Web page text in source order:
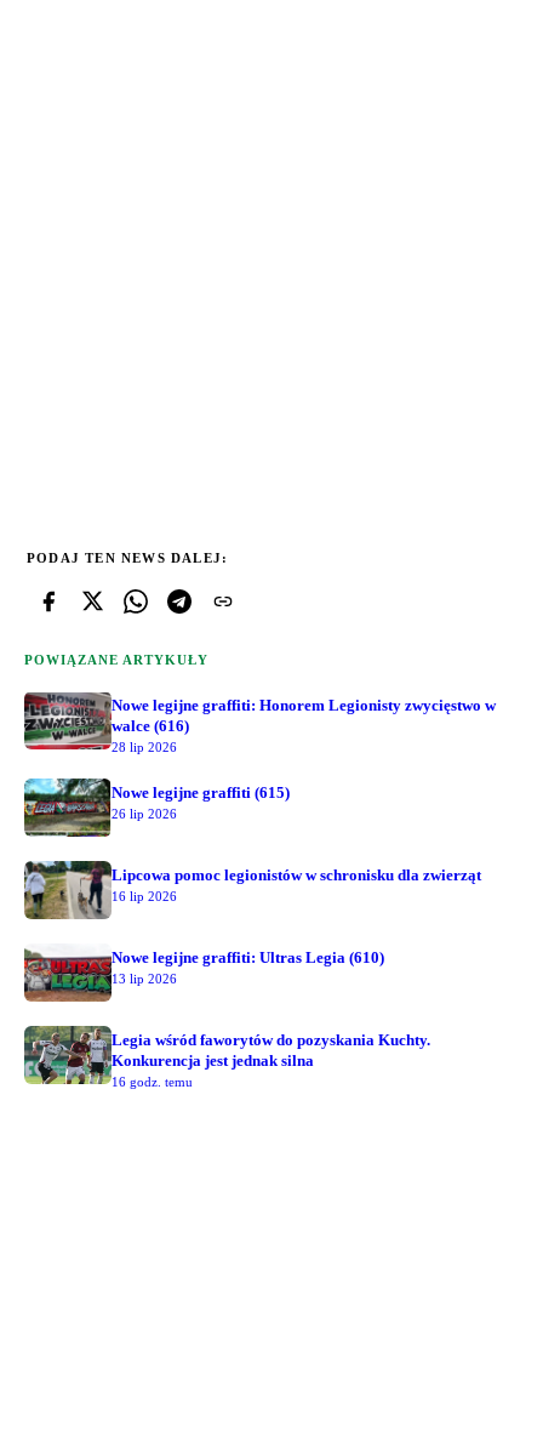
PODAJ TEN NEWS DALEJ:
POWIĄZANE ARTYKUŁY
Nowe legijne graffiti: Honorem Legionisty zwycięstwo w
walce (616)
28 lip 2026
Nowe legijne graffiti (615)
26 lip 2026
Lipcowa pomoc legionistów w schronisku dla zwierząt
16 lip 2026
Nowe legijne graffiti: Ultras Legia (610)
13 lip 2026
Legia wśród faworytów do pozyskania Kuchty.
Konkurencja jest jednak silna
16 godz. temu